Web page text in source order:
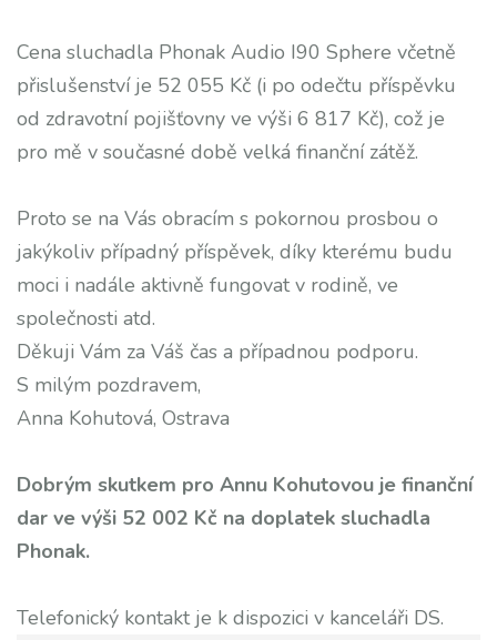
Cena sluchadla Phonak Audio I90 Sphere včetně
přislušenství je 52 055 Kč (i po odečtu příspěvku
od zdravotní pojišťovny ve výši 6 817 Kč), což je
pro mě v současné době velká finanční zátěž.
Proto se na Vás obracím s pokornou prosbou o
jakýkoliv případný příspěvek, díky kterému budu
moci i nadále aktivně fungovat v rodině, ve
společnosti atd.
Děkuji Vám za Váš čas a případnou podporu.
S milým pozdravem,
Anna Kohutová, Ostrava
Dobrým skutkem pro Annu Kohutovou je finanční
dar ve výši 52 002 Kč na doplatek sluchadla
Phonak.
Telefonický kontakt je k dispozici v kanceláři DS.